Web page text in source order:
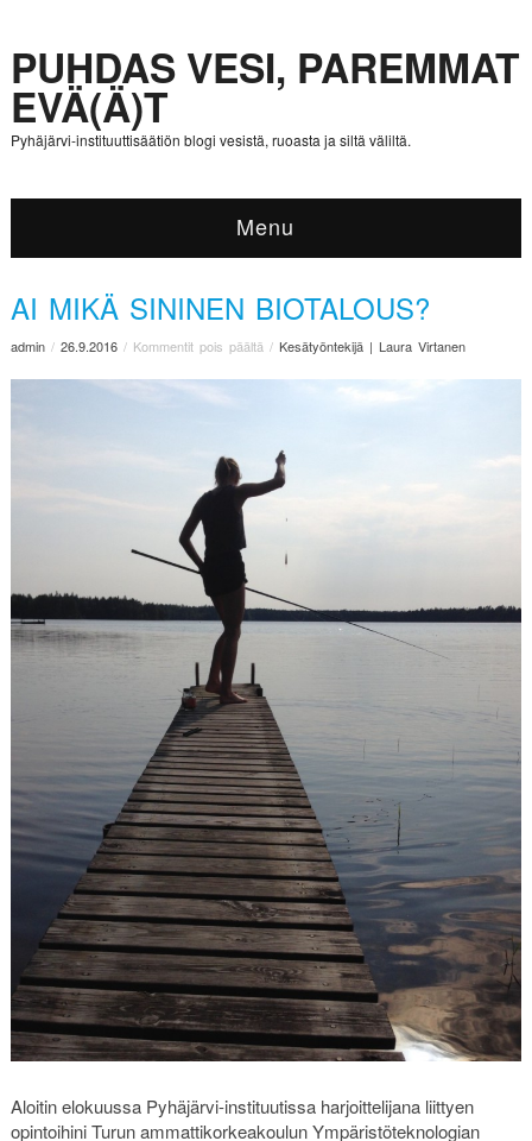
PUHDAS VESI, PAREMMAT
EVÄ(Ä)T
Pyhäjärvi-instituuttisäätiön blogi vesistä, ruoasta ja siltä väliltä.
Menu
AI MIKÄ SININEN BIOTALOUS?
admin/ 26.9.2016/ Kommentit pois päältä / Kesätyöntekijä | Laura Virtanen
Aloitin elokuussa Pyhäjärvi-instituutissa harjoittelijana liittyen
opintoihini Turun ammattikorkeakoulun Ympäristöteknologian